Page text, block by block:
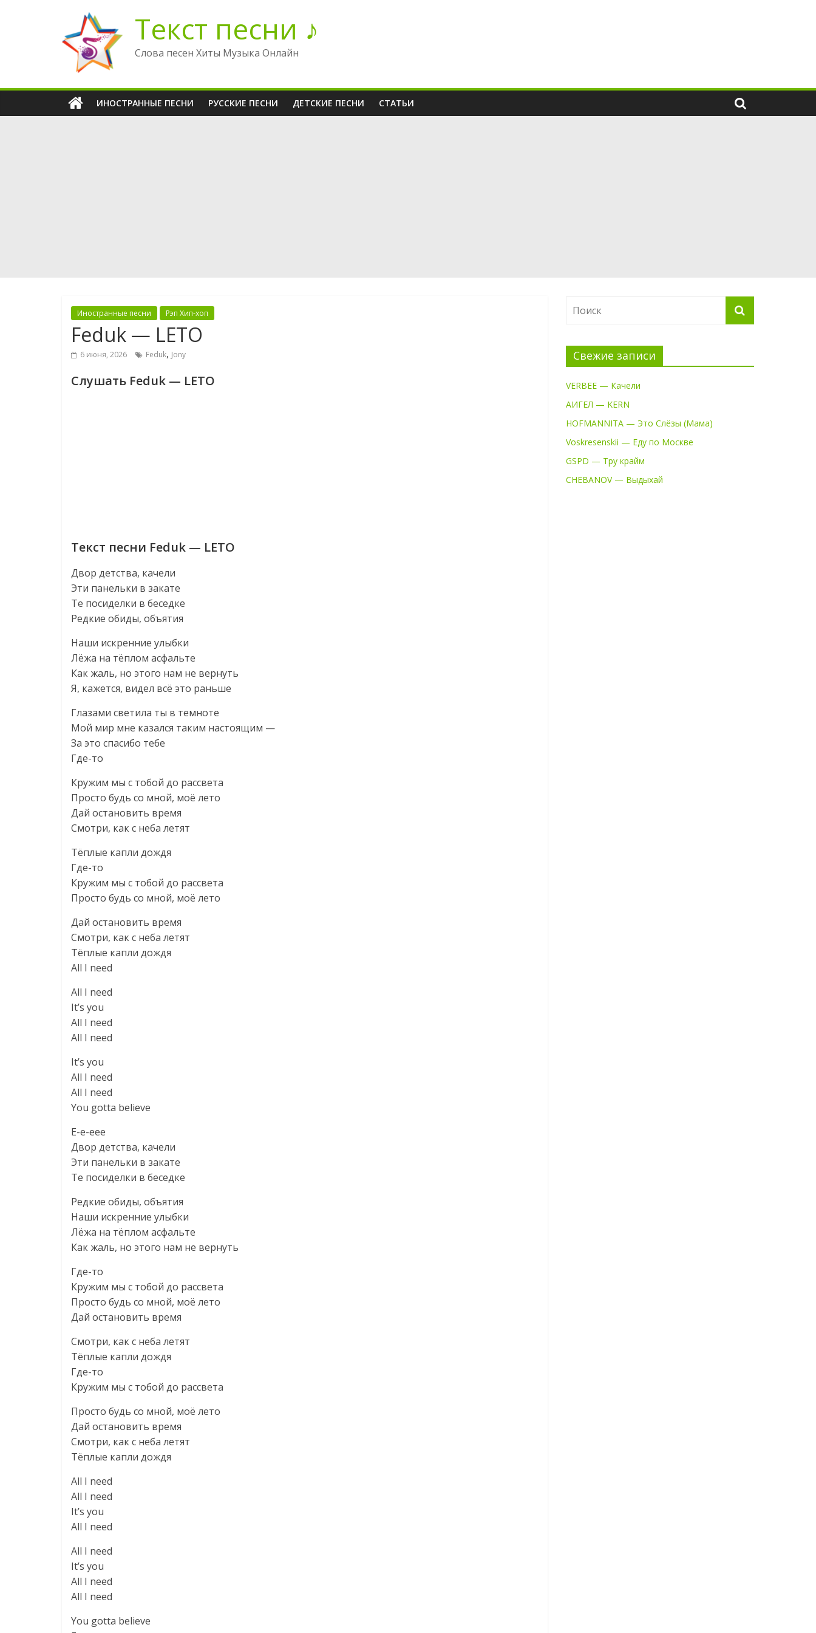
содержимому
Текст песни ♪
Слова песен Хиты Музыка Онлайн
ИНОСТРАННЫЕ ПЕСНИ РУССКИЕ ПЕСНИ ДЕТСКИЕ ПЕСНИ СТАТЬИ
Иностранные песни Рэп Хип-хоп
Feduk — LETO
6 июня, 2026 Feduk, Jony
Слушать Feduk — LETO
Текст песни Feduk — LETO
Двор детства, качели
Эти панельки в закате
Те посиделки в беседке
Редкие обиды, объятия
Наши искренние улыбки
Лёжа на тёплом асфальте
Как жаль, но этого нам не вернуть
Я, кажется, видел всё это раньше
Глазами светила ты в темноте
Мой мир мне казался таким настоящим —
За это спасибо тебе
Где-то
Кружим мы с тобой до рассвета
Просто будь со мной, моё лето
Дай остановить время
Смотри, как с неба летят
Тёплые капли дождя
Где-то
Кружим мы с тобой до рассвета
Просто будь со мной, моё лето
Дай остановить время
Смотри, как с неба летят
Тёплые капли дождя
All I need
All I need
It’s you
All I need
All I need
It’s you
All I need
All I need
You gotta believe
E-e-eee
Двор детства, качели
Эти панельки в закате
Те посиделки в беседке
Редкие обиды, объятия
Наши искренние улыбки
Лёжа на тёплом асфальте
Как жаль, но этого нам не вернуть
Где-то
Кружим мы с тобой до рассвета
Просто будь со мной, моё лето
Дай остановить время
Смотри, как с неба летят
Тёплые капли дождя
Где-то
Кружим мы с тобой до рассвета
Просто будь со мной, моё лето
Дай остановить время
Смотри, как с неба летят
Тёплые капли дождя
All I need
All I need
It’s you
All I need
All I need
It’s you
All I need
All I need
You gotta believe
Свежие записи
VERBEE — Качели
АИГЕЛ — KERN
HOFMANNITA — Это Слёзы (Мама)
Voskresenskii — Еду по Москве
GSPD — Тру крайм
CHEBANOV — Выдыхай